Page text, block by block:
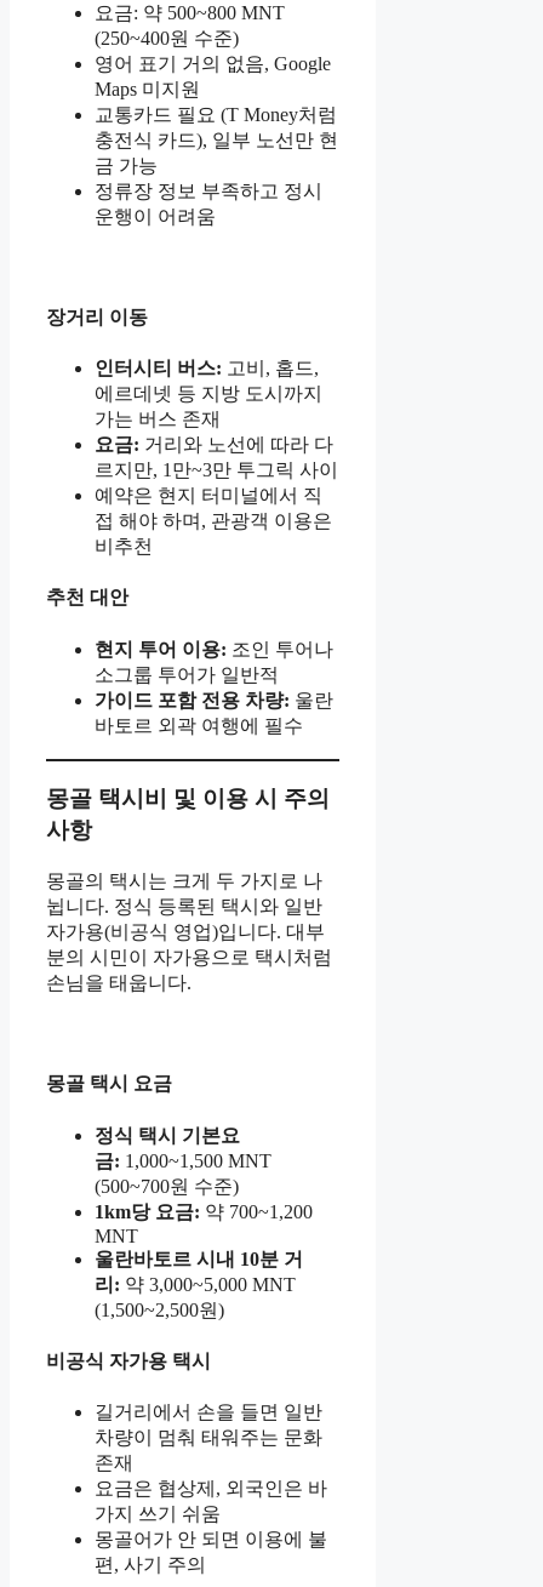
요금: 약 500~800 MNT
(250~400원 수준)
영어 표기 거의 없음, Google
Maps 미지원
교통카드 필요 (T Money처럼
충전식 카드), 일부 노선만 현
금 가능
정류장 정보 부족하고 정시
운행이 어려움
장거리 이동
인터시티 버스: 고비, 홉드,
에르데넷 등 지방 도시까지
가는 버스 존재
요금: 거리와 노선에 따라 다
르지만, 1만~3만 투그릭 사이
예약은 현지 터미널에서 직
접 해야 하며, 관광객 이용은
비추천
추천 대안
현지 투어 이용: 조인 투어나
소그룹 투어가 일반적
가이드 포함 전용 차량: 울란
바토르 외곽 여행에 필수
몽골 택시비 및 이용 시 주의
사항
몽골의 택시는 크게 두 가지로 나
뉩니다. 정식 등록된 택시와 일반
자가용(비공식 영업)입니다. 대부
분의 시민이 자가용으로 택시처럼
손님을 태웁니다.
몽골 택시 요금
정식 택시 기본요
금: 1,000~1,500 MNT
(500~700원 수준)
1km당 요금: 약 700~1,200
MNT
울란바토르 시내 10분 거
리: 약 3,000~5,000 MNT
(1,500~2,500원)
비공식 자가용 택시
길거리에서 손을 들면 일반
차량이 멈춰 태워주는 문화
존재
요금은 협상제, 외국인은 바
가지 쓰기 쉬움
몽골어가 안 되면 이용에 불
편, 사기 주의